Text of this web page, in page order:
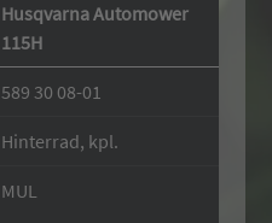
Husqvarna Automower
115H
589 30 08-01
Hinterrad, kpl.
MUL